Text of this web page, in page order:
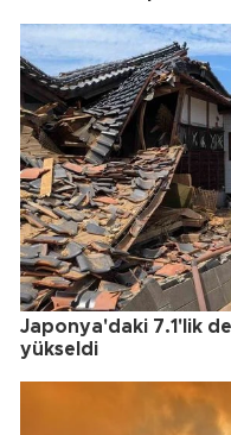
Japonya'daki 7.1'lik
yükseldi